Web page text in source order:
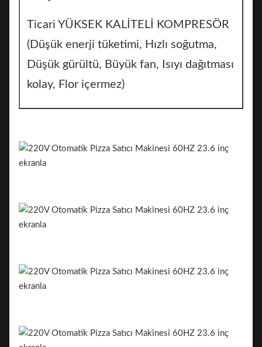
Ticari YÜKSEK KALİTELİ KOMPRESÖR
(Düşük enerji tüketimi, Hızlı soğutma,
Düşük gürültü, Büyük fan, Isıyı dağıtması
kolay, Flor içermez)